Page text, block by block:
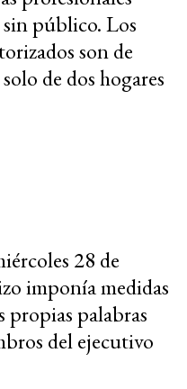
público. Los
son de
de dos hogares
28 de
imponía medidas
propias palabras
del ejecutivo